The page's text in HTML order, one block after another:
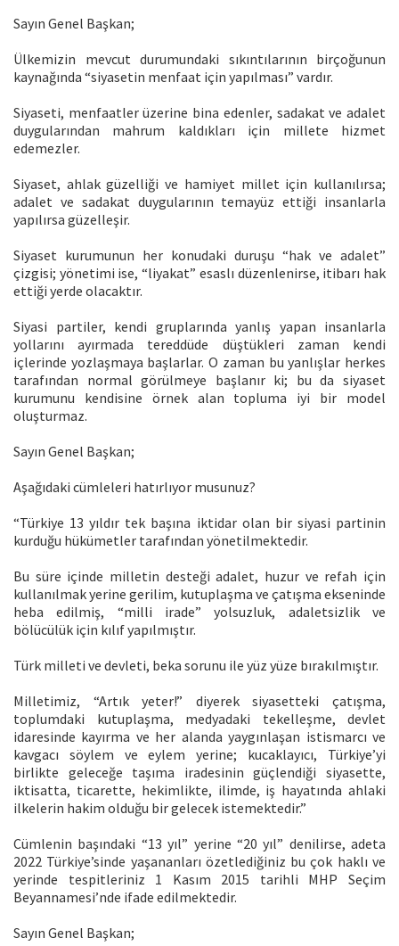
Sayın Genel Başkan;
Ülkemizin mevcut durumundaki sıkıntılarının birçoğunun
kaynağında “siyasetin menfaat için yapılması” vardır.
Siyaseti, menfaatler üzerine bina edenler, sadakat ve adalet
duygularından mahrum kaldıkları için millete hizmet
edemezler.
Siyaset, ahlak güzelliği ve hamiyet millet için kullanılırsa;
adalet ve sadakat duygularının temayüz ettiği insanlarla
yapılırsa güzelleşir.
Siyaset kurumunun her konudaki duruşu “hak ve adalet”
çizgisi; yönetimi ise, “liyakat” esaslı düzenlenirse, itibarı hak
ettiği yerde olacaktır.
Siyasi partiler, kendi gruplarında yanlış yapan insanlarla
yollarını ayırmada tereddüde düştükleri zaman kendi
içlerinde yozlaşmaya başlarlar. O zaman bu yanlışlar herkes
tarafından normal görülmeye başlanır ki; bu da siyaset
kurumunu kendisine örnek alan topluma iyi bir model
oluşturmaz.
Sayın Genel Başkan;
Aşağıdaki cümleleri hatırlıyor musunuz?
“Türkiye 13 yıldır tek başına iktidar olan bir siyasi partinin
kurduğu hükümetler tarafından yönetilmektedir.
Bu süre içinde milletin desteği adalet, huzur ve refah için
kullanılmak yerine gerilim, kutuplaşma ve çatışma ekseninde
heba edilmiş, “milli irade” yolsuzluk, adaletsizlik ve
bölücülük için kılıf yapılmıştır.
Türk milleti ve devleti, beka sorunu ile yüz yüze bırakılmıştır.
Milletimiz, “Artık yeter!” diyerek siyasetteki çatışma,
toplumdaki kutuplaşma, medyadaki tekelleşme, devlet
idaresinde kayırma ve her alanda yaygınlaşan istismarcı ve
kavgacı söylem ve eylem yerine; kucaklayıcı, Türkiye’yi
birlikte geleceğe taşıma iradesinin güçlendiği siyasette,
iktisatta, ticarette, hekimlikte, ilimde, iş hayatında ahlaki
ilkelerin hakim olduğu bir gelecek istemektedir.”
Cümlenin başındaki “13 yıl” yerine “20 yıl” denilirse, adeta
2022 Türkiye’sinde yaşananları özetlediğiniz bu çok haklı ve
yerinde tespitleriniz 1 Kasım 2015 tarihli MHP Seçim
Beyannamesi’nde ifade edilmektedir.
Sayın Genel Başkan;